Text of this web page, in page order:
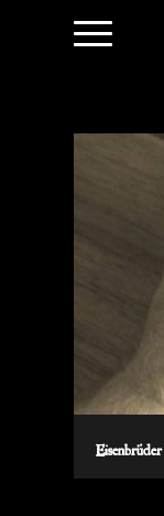
Eisenbrüder